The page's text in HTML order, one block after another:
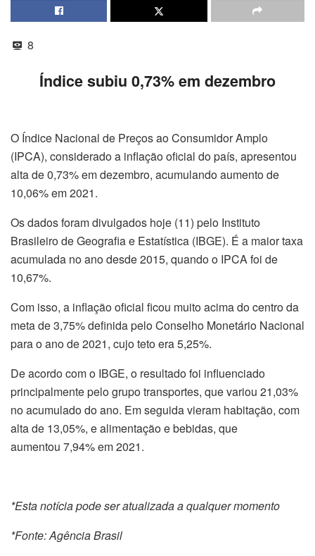
8
Índice subiu 0,73% em dezembro
O Índice Nacional de Preços ao Consumidor Amplo
(IPCA), considerado a inflação oficial do país, apresentou
alta de 0,73% em dezembro, acumulando aumento de
10,06% em 2021.
Os dados foram divulgados hoje (11) pelo Instituto
Brasileiro de Geografia e Estatística (IBGE). É a maior taxa
acumulada no ano desde 2015, quando o IPCA foi de
10,67%.
Com isso, a inflação oficial ficou muito acima do centro da
meta de 3,75% definida pelo Conselho Monetário Nacional
para o ano de 2021, cujo teto era 5,25%.
De acordo com o IBGE, o resultado foi influenciado
principalmente pelo grupo transportes, que variou 21,03%
no acumulado do ano. Em seguida vieram habitação, com
alta de 13,05%, e alimentação e bebidas, que
aumentou 7,94% em 2021.
*Esta notícia pode ser atualizada a qualquer momento
*Fonte: Agência Brasil